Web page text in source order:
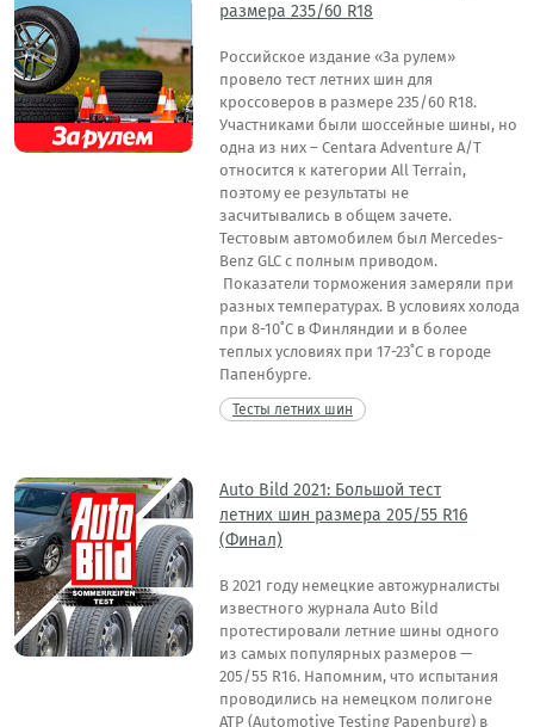
размера 235/60 R18
Российское издание «За рулем»
провело тест летних шин для
кроссоверов в размере 235/60 R18.
Участниками были шоссейные шины, но
одна из них – Centara Adventure A/T
относится к категории All Terrain,
поэтому ее результаты не
засчитывались в общем зачете.
Тестовым автомобилем был Mercedes-
Benz GLC с полным приводом.
Показатели торможения замеряли при
разных температурах. В условиях холода
при 8-10˚С в Финляндии и в более
теплых условиях при 17-23˚С в городе
Папенбурге.
Тесты летних шин
Auto Bild 2021: Большой тест
летних шин размера 205/55 R16
(Финал)
В 2021 году немецкие автожурналисты
известного журнала Auto Bild
протестировали летние шины одного
из самых популярных размеров —
205/55 R16. Напомним, что испытания
проводились на немецком полигоне
ATP (Automotive Testing Papenburg) в